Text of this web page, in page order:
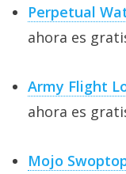
Perpetual
ahora es
Army Flight
ahora es
Mojo